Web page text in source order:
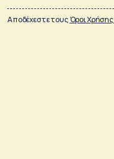
Αποδέχεστε τουςΌροι Χρήσης